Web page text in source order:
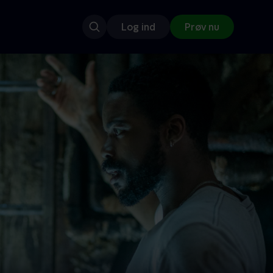
Log ind Prøv nu